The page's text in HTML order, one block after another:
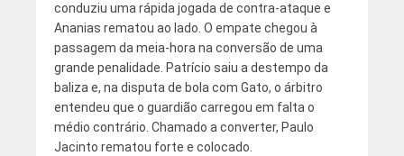
conduziu uma rápida jogada de contra-ataque e
Ananias rematou ao lado. O empate chegou à
passagem da meia-hora na conversão de uma
grande penalidade. Patrício saiu a destempo da
baliza e, na disputa de bola com Gato, o árbitro
entendeu que o guardião carregou em falta o
médio contrário. Chamado a converter, Paulo
Jacinto rematou forte e colocado.